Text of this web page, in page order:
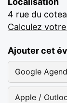
4 rue du
Calculez
Ajouter cet
Google
Apple /